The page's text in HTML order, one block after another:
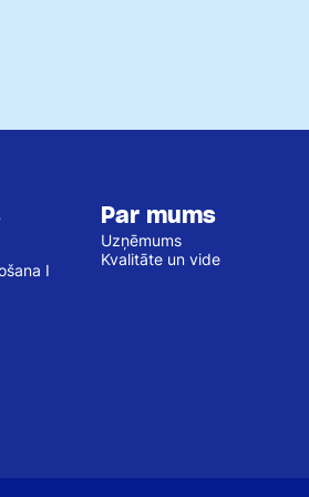
I
Par mums
Uzņēmums
Kvalitāte un vide